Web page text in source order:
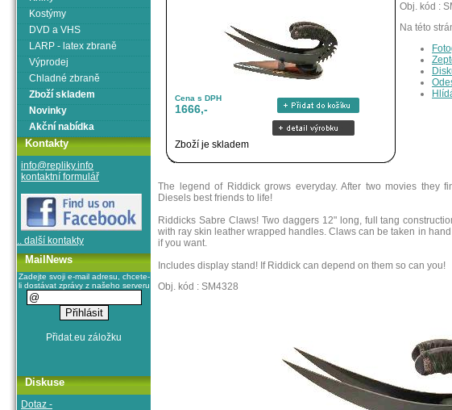
Cena s DPH
1666,-
Zboží je skladem
Obj. kód :
Na této
The legend of Riddick grows everyday. After two movies they
Diesels best friends to life!
Riddicks Sabre Claws! Two daggers 12" long, full tang
with ray skin leather wrapped handles. Claws can be taken in
if you want.
Includes display stand! If Riddick can depend on them so can you!
Obj. kód : SM4328
Kostýmy
DVD a VHS
LARP - latex zbraně
Výprodej
Chladné zbraně
Zboží skladem
Novinky
Akční nabídka
Kontakty
info@repliky.info
kontaktní formulář
.. další kontakty
MailNews
Zadejte svoji e-mail adresu, chcete-
li dostávat zprávy z našeho serveru
Diskuse
Dotaz -